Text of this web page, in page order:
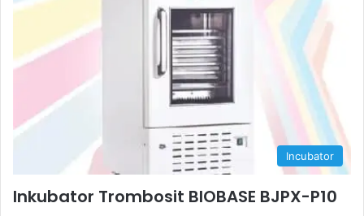
Incubator
Inkubator Trombosit BIOBASE BJPX-P10